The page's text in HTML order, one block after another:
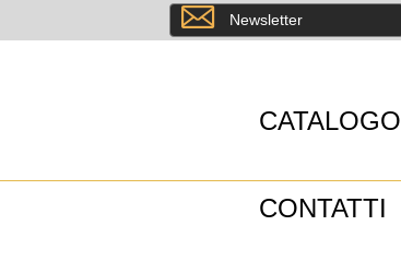
CATALOGO
CONTATTI
8 Newsletter